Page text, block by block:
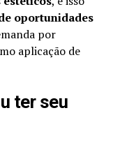
oportunidades
por
aplicação de
ter seu